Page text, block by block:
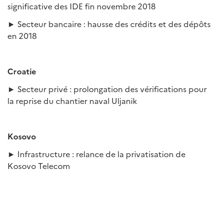
significative des IDE fin novembre 2018
► Secteur bancaire : hausse des crédits et des dépôts
en 2018
Croatie
► Secteur privé : prolongation des vérifications pour
la reprise du chantier naval Uljanik
Kosovo
► Infrastructure : relance de la privatisation de
Kosovo Telecom